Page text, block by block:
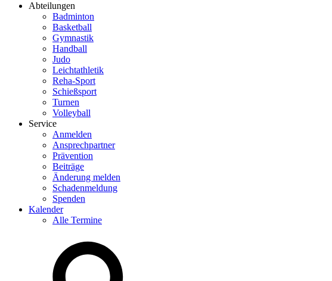
Abteilungen
Badminton
Basketball
Gymnastik
Handball
Judo
Leichtathletik
Reha-Sport
Schießsport
Turnen
Volleyball
Service
Anmelden
Ansprechpartner
Prävention
Beiträge
Änderung melden
Schadenmeldung
Spenden
Kalender
Alle Termine